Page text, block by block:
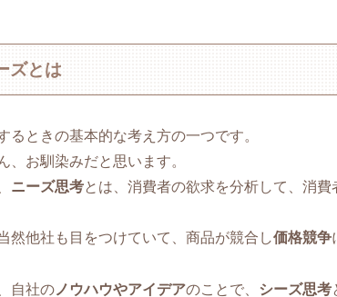
ズとは
るときの基本的な考え方の一つです。
、お馴染みだと思います。
ニーズ思考とは、消費者の欲求を分析して、消
然他社も目をつけていて、商品が競合し価格競争
自社の ノウハウやアイデアのことで、 シーズ思考